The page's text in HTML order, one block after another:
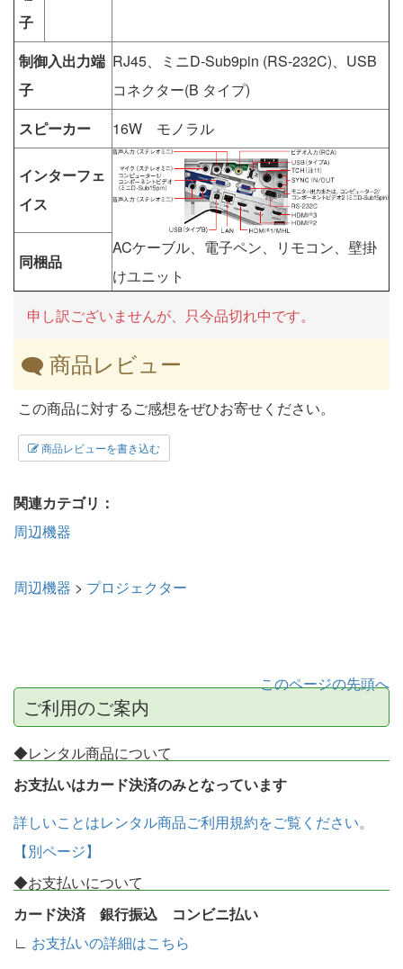
子
制御入出力端
子
RJ45、ミニD-Sub9pin (RS-232C)、USB
コネクター(B タイプ)
スピーカー
16W モノラル
インターフェ
イス
同梱品
ACケーブル、電子ペン、リモコン、壁掛
けユニット
申し訳ございませんが、只今品切れ中です。
商品レビュー
この商品に対するご感想をぜひお寄せください。
商品レビューを書き込む
関連カテゴリ：
周辺機器
周辺機器 > プロジェクター
このページの先頭へ
ご利用のご案内
◆レンタル商品について
お支払いはカード決済のみとなっています
詳しいことはレンタル商品ご利用規約をご覧ください。
【別ページ】
◆お支払いについて
カード決済 銀行振込 コンビニ払い
∟ お支払いの詳細はこちら